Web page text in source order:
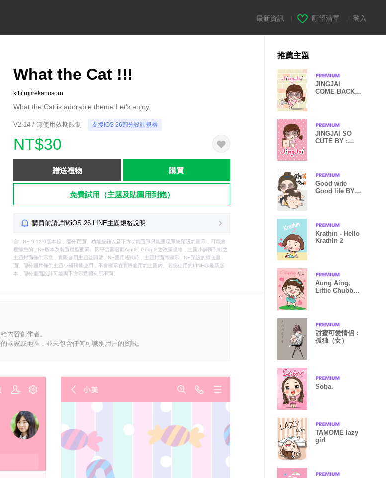
最新資訊 願望清單 登入
What the Cat !!!
kitti rujirekanusorn
What the Cat is adorable theme.Let's enjoy.
V2.14 / 無使用效期限制 支援iOS 26部分設計規格
NT$30
贈送禮物 購買
免費試用（主題及貼圖用到飽）
購買前請詳閱iOS 26 LINE主題規格說明
自LINE 9.12.0版本起，部分頁面、功能按鈕以及下方功能選單只能呈現系統預設的圖示，可能會
根據您的LINE版本及裝置機型而異。因平台開發商Apple, Google之政策規格，主題小舖所刊載之
主題封面僅供示意，實際套用主題並開啟LINE應用程式時，主題封面將顯示LINE預設的綠色畫
面。部分圖片僅供主題小舖刊載使用，不會顯示在實際套用的主題內。若您使用的LINE非最新版
本，部分畫面設計可能與下方示意圖有所不同。
內容創作者。
國家或地區，並未包含任何可識別用戶的資訊。
推薦主題
JINGJAI
COME BACK
JINGJAI SO
CUTE BY :
Good wife
Good life BY :
Krathin - Hello
Krathin 2
Aung Aing,
Little Chubby
甜蜜可爱情侣：
孤独（女）
Soba.
TAMOME lazy
girl